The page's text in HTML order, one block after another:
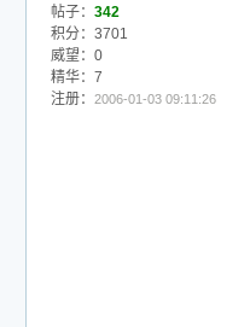
帖子： 342
积分：3701
威望：0
精华：7
注册：
2006-01-03 09:11:26